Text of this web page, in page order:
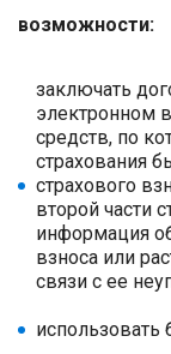
возможности:
заключать
электронном
средств, по
страхования
страхового
второй части
информация
взноса или
связи с ее
использовать